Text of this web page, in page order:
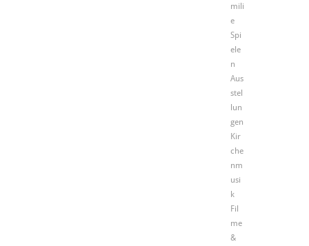
mili
e
Spi
ele
n
Aus
stel
lun
gen
Kir
che
nm
usi
k
Fil
me
&